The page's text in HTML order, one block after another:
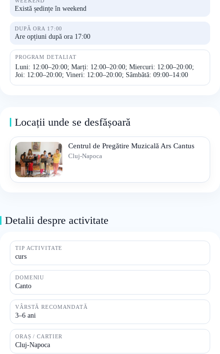
Există ședințe în weekend
DUPĂ ORA 17:00
Are opțiuni după ora 17:00
PROGRAM DETALIAT
Luni: 12:00–20:00; Marți: 12:00–20:00; Miercuri: 12:00–20:00;
Joi: 12:00–20:00; Vineri: 12:00–20:00; Sâmbătă: 09:00–14:00
Locații unde se desfășoară
Centrul de Pregătire Muzicală Ars Cantus
Cluj-Napoca
Detalii despre activitate
TIP ACTIVITATE
curs
DOMENIU
Canto
VÂRSTĂ RECOMANDATĂ
3–6 ani
ORAȘ / CARTIER
Cluj-Napoca